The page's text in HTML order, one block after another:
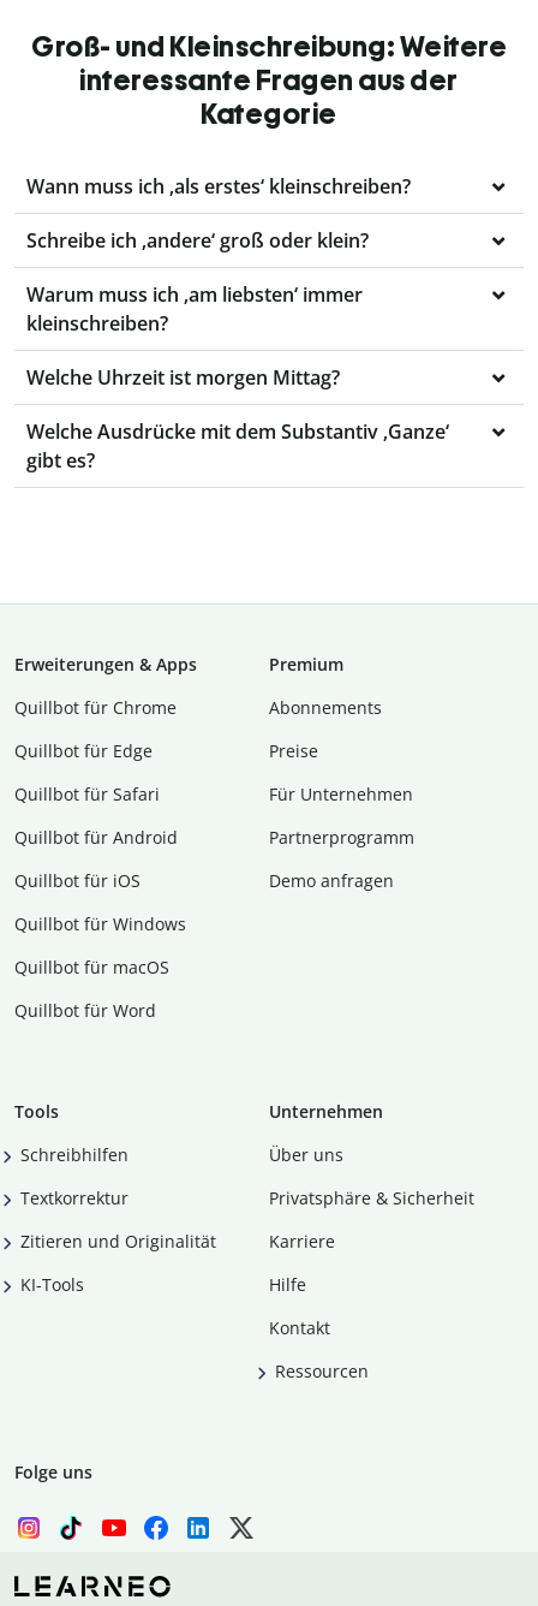
Groß- und Kleinschreibung: Weitere
interessante Fragen aus der
Kategorie
Wann muss ich ‚als erstes‘ kleinschreiben?
Schreibe ich ‚andere‘ groß oder klein?
Warum muss ich ‚am liebsten‘ immer
kleinschreiben?
Welche Uhrzeit ist morgen Mittag?
Welche Ausdrücke mit dem Substantiv ‚Ganze‘
gibt es?
Erweiterungen & Apps
Quillbot für Chrome
Quillbot für Edge
Quillbot für Safari
Quillbot für Android
Quillbot für iOS
Quillbot für Windows
Quillbot für macOS
Quillbot für Word
Premium
Abon­ne­ments
Preise
Für Unternehmen
Partnerprogramm
Demo anfragen
Tools
Schreibhilfen
Textkorrektur
Zitieren und Originalität
KI-Tools
Unternehmen
Über uns
Privatsphäre & Sicherheit
Karriere
Hilfe
Kontakt
Ressourcen
Folge uns